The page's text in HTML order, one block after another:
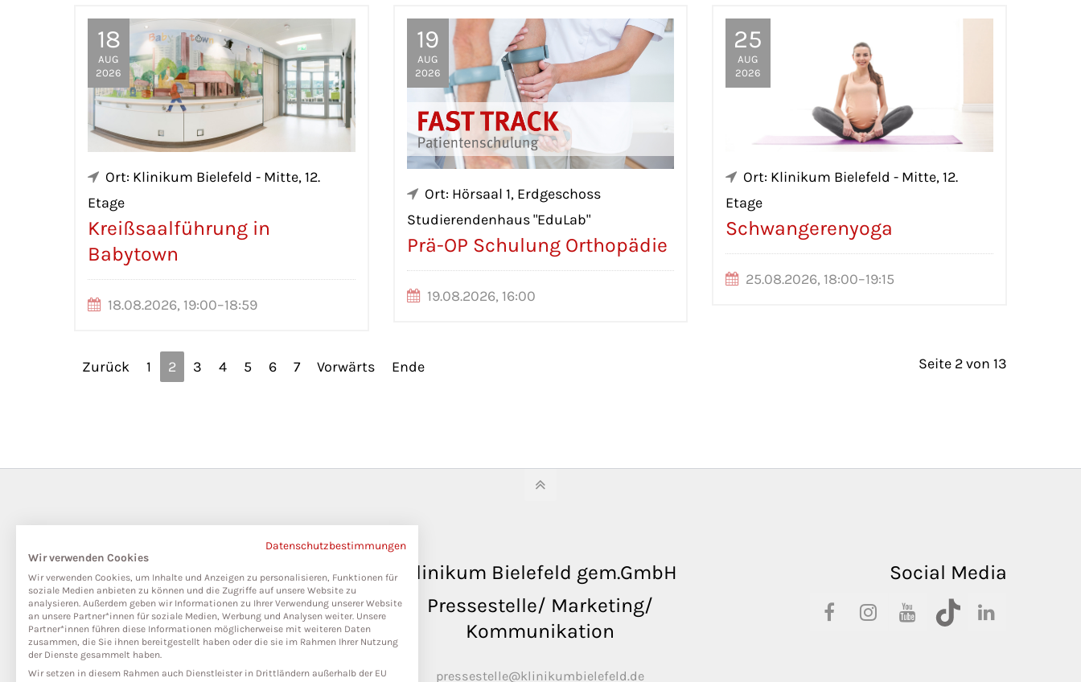
18
AUG
2026
Ort: Klinikum Bielefeld - Mitte, 12.
Etage
Kreißsaalführung in
Babytown
18.08.2026, 19:00–18:59
19
AUG
2026
Ort: Hörsaal 1, Erdgeschoss
Studierendenhaus "EduLab"
Prä-OP Schulung Orthopädie
19.08.2026, 16:00
25
AUG
2026
Ort: Klinikum Bielefeld - Mitte, 12.
Etage
Schwangerenyoga
25.08.2026, 18:00–19:15
Seite 2 von 13
Zurück 1 2 3 4 5 6 7 Vorwärts Ende
Klinikum Bielefeld gem.GmbH
Pressestelle/ Marketing/
Kommunikation
pressestelle@klinikumbielefeld.de
Social Media
Datenschutzbestimmungen
Wir verwenden Cookies
Wir verwenden Cookies, um Inhalte und Anzeigen zu personalisieren, Funktionen für
soziale Medien anbieten zu können und die Zugriffe auf unsere Website zu
analysieren. Außerdem geben wir Informationen zu Ihrer Verwendung unserer Website
an unsere Partner*innen für soziale Medien, Werbung und Analysen weiter. Unsere
Partner*innen führen diese Informationen möglicherweise mit weiteren Daten
zusammen, die Sie ihnen bereitgestellt haben oder die sie im Rahmen Ihrer Nutzung
der Dienste gesammelt haben.
Wir setzen in diesem Rahmen auch Dienstleister in Drittländern außerhalb der EU